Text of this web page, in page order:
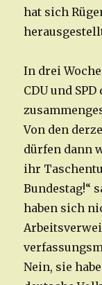
hat sich
In drei
CDU und
Von den
dürfen dann
ihr
Bundestag!“
haben sich
Nein, sie